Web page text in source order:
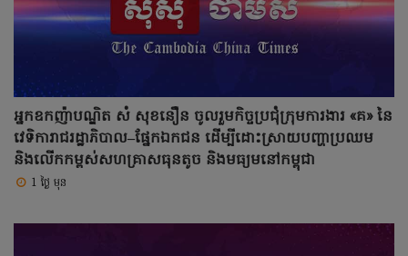
អ្នកឧកញ៉ាបណ្ឌិត សំ សុខនឿន ចូលរួមកិច្ចប្រជុំក្រុមការងារ «គ» នៃ
វេទិការាជរដ្ឋាភិបាល–ផ្នែកឯកជន ដើម្បីដោះស្រាយបញ្ហាប្រឈម
និងលើកកម្ពស់សហគ្រាសធុនតូច និងមធ្យមនៅកម្ពុជា
1 ថ្ងៃ មុន